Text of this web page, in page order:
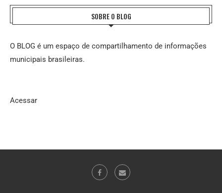
SOBRE O BLOG
O BLOG é um espaço de compartilhamento de informações
municipais brasileiras.
Acessar